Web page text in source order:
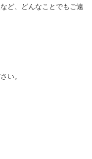
ど、どんなことでもご遠
い。